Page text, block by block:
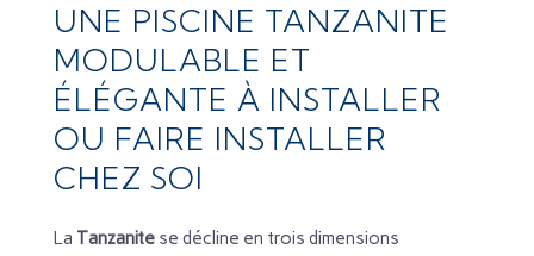
UNE PISCINE TANZANITE
MODULABLE ET
ÉLÉGANTE À INSTALLER
OU FAIRE INSTALLER
CHEZ SOI
La Tanzanitese décline en trois dimensions